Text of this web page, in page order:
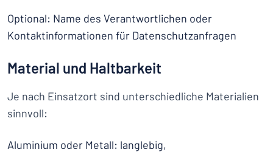
Optional: Name des Verantwortlichen oder
Kontaktinformationen für Datenschutzanfragen
Material und Haltbarkeit
Je nach Einsatzort sind unterschiedliche Materialien
sinnvoll:
Aluminium oder Metall: langlebig,